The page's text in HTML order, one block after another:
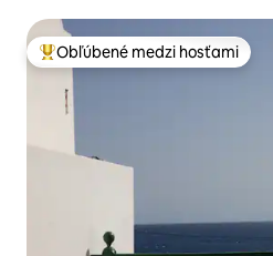
Najobľúbenejšie medzi hosťami
Obľúbené medzi hosťami